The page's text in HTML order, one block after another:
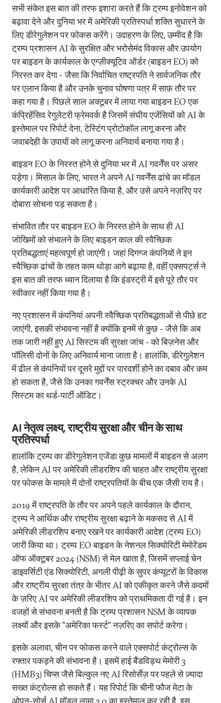
सभी संकेत इस बात की तरफ इशारा करते हैं कि ट्रम्प इनोवेशन को
बढ़ावा देने और दुनिया भर में अमेरिकी प्रतिस्पर्धा शक्ति सुधारने के
लिए डीरेगुलेशन पर फोकस करेंगे। उदाहरण के लिए, उम्मीद है कि
ट्रम्प प्रशासन AI के सुरक्षित और भरोसेमंद विकास और उपयोग
पर बाइडन के कार्यकाल के एग्ज़ीक्यूटिव ऑर्डर (बाइडन EO) को
निरस्त कर देगा - जैसा कि निर्वाचित राष्ट्रपति ने सार्वजनिक तौर
पर एलान किया है और उनके चुनाव घोषणा पत्र में साफ़ तौर पर
कहा गया है। पिछले साल अक्टूबर में लाया गया बाइडन EO एक
कंप्रिहेंसिव रेगुलेटरी फ्रेमवर्क है जिसमें संघीय एजेंसियों को AI के
इस्तेमाल पर रिपोर्ट देना, टेस्टिंग प्रोटोकॉल लागू करना और
जवाबदेही के उपायों को लागू करना अनिवार्य बनाया गया है।
बाइडन EO के निरस्त होने से दुनिया भर में AI गवर्नेंस पर असर
पड़ेगा। मिसाल के लिए, भारत ने अपने AI गवर्नेंस ढांचे का मॉडल
कार्यकारी आदेश पर आधारित किया है, और उसे अपने नज़रिए पर
दोबारा सोचना पड़ सकता है।
संभावित तौर पर बाइडन EO के निरस्त होने के साथ ही AI
जोखिमों को संभालने के लिए बाइडन काल की स्वैच्छिक
प्रतिबद्धताएं महत्वपूर्ण हो जाएंगी। जहां दिगग्ज कंपनियों ने इन
स्वैच्छिक ढांचों के तहत काम थोड़ा आगे बढ़ाया है, वहीं एक्सपर्ट्स ने
इस बात की तरफ ध्यान दिलाया है कि इंडस्ट्री में इसे पूरे तौर पर
स्वीकार नहीं किया गया है।
नए प्रशासन में कंपनियां अपनी स्वैच्छिक प्रतिबद्धताओं से पीछे हट
जाएंगी, इसकी संभावना नहीं है क्योंकि इनमें से कुछ - जैसे कि अब
तक जारी नहीं हुए AI सिस्टम की सुरक्षा जांच - को बिज़नेस और
पॉलिसी दोनों के लिए अनिवार्य माना जाता है। हालांकि, डीरेगुलेशन
में ढील से कंपनियों पर दूसरे मुद्दों पर पारदर्शी होने का दबाव और कम
हो सकता है, जैसे कि उनका गवर्नेंस स्ट्रक्चर और उनके AI
सिस्टम का थर्ड-पार्टी ऑडिट।
AI नेतृत्व लक्ष्य, राष्ट्रीय सुरक्षा और चीन के साथ
प्रतिस्पर्धा
हालांकि ट्रम्प का डीरेगुलेशन एजेंडा कुछ मामलों में बाइडन से अलग
है, लेकिन AI पर अमेरिकी लीडरशिप की चाहत और राष्ट्रीय सुरक्षा
पर फोकस के मामले में दोनों राष्ट्रपतियों के बीच एक जैसी राय है।
2019 में राष्ट्रपति के तौर पर अपने पहले कार्यकाल के दौरान,
ट्रम्प ने आर्थिक और राष्ट्रीय सुरक्षा बढ़ाने के मकसद से AI में
अमेरिकी लीडरशिप बनाए रखने पर कार्यकारी आदेश (ट्रम्प EO)
जारी किया था। ट्रम्प EO बाइडन के नेशनल सिक्योरिटी मेमोरेंडम
ऑफ ऑक्टूबर 2024 (NSM) से मेल खाता है, जिसमें सप्लाई चेन
डाइवर्सिटी एंड सिक्योरिटी, अगली पीढ़ी के सुपर कंप्यूटरों के विकास
और राष्ट्रीय सुरक्षा तंत्र के भीतर AI को एकीकृत करने जैसे कदमों
के ज़रिए AI पर अमेरिकी लीडरशिप को प्राथमिकता दी गई है। इन
वजहों से संभावना बनती है कि ट्रम्प प्रशासन NSM के व्यापक
लक्ष्यों और इसके "अमेरिका फर्स्ट" नज़रिए का सपोर्ट करेगा।
इसके अलावा, चीन पर फोकस करने वाले एक्सपोर्ट कंट्रोल्स के
रफ्तार पकड़ने की संभावना है। इसमें हाई बैंडविड्थ मेमोरी 3
(HMB3) चिप्स जैसे बिल्कुल नए AI रिसोर्सेज़ पर पहले से ज़्यादा
सख्त कंट्रोल्स हो सकते हैं। यह रिपोर्ट कि चीनी फौज मेटा के